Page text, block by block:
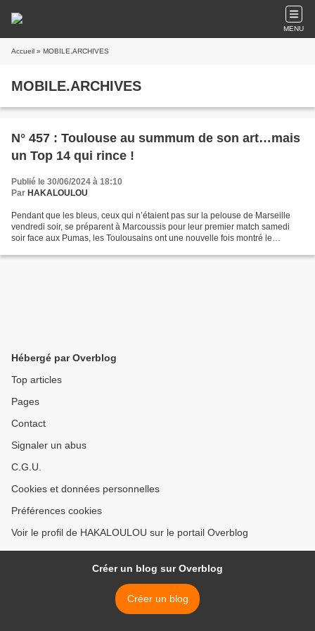
MENU
Accueil » MOBILE.ARCHIVES
MOBILE.ARCHIVES
N° 457 : Toulouse au summum de son art…mais
un Top 14 qui rince !
Publié le 30/06/2024 à 18:10
Par HAKALOULOU
Pendant que les bleus, ceux qui n’étaient pas sur la pelouse de Marseille
vendredi soir, se préparent à Marcoussis pour leur premier match samedi
soir face aux Pumas, les Toulousains ont une nouvelle fois montré le
Hébergé par Overblog
Top articles
Pages
Contact
Signaler un abus
C.G.U.
Cookies et données personnelles
Préférences cookies
Voir le profil de HAKALOULOU sur le portail Overblog
Créer un blog sur Overblog
Créer un blog